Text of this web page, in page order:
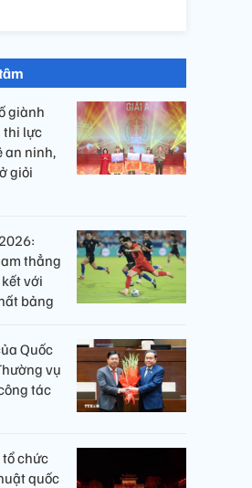
giành
thi lực
an ninh,
giỏi
thẳng
với
bảng
Quốc
vụ
tác
chức
quốc